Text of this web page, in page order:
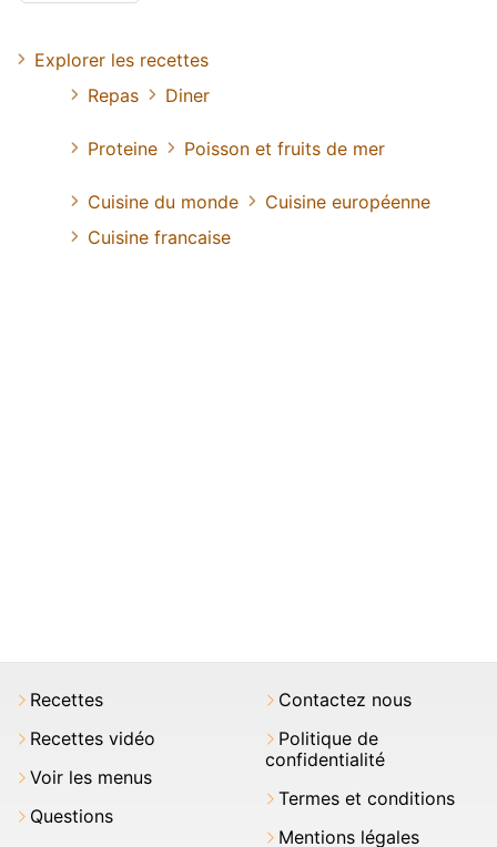
Explorer les recettes
Repas
Diner
Proteine Poisson et fruits de mer
Cuisine du monde
Cuisine européenne
Cuisine francaise
Recettes
Recettes vidéo
Voir les menus
Questions
Contactez nous
Politique de
confidentialité
Termes et conditions
Mentions légales